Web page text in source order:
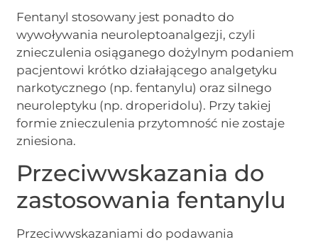
Fentanyl stosowany jest ponadto do
wywoływania neuroleptoanalgezji, czyli
znieczulenia osiąganego dożylnym podaniem
pacjentowi krótko działającego analgetyku
narkotycznego (np. fentanylu) oraz silnego
neuroleptyku (np. droperidolu). Przy takiej
formie znieczulenia przytomność nie zostaje
zniesiona.
Przeciwwskazania do
zastosowania fentanylu
Przeciwwskazaniami do podawania